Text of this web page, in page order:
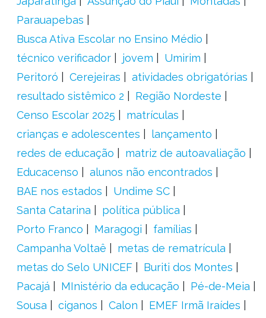
Parauapebas
Busca Ativa Escolar no Ensino Médio
técnico verificador
jovem
Umirim
Peritoró
Cerejeiras
atividades obrigatórias
resultado sistêmico 2
Região Nordeste
Censo Escolar 2025
matrículas
crianças e adolescentes
lançamento
redes de educação
matriz de autoavaliação
Educacenso
alunos não encontrados
BAE nos estados
Undime SC
Santa Catarina
política pública
Porto Franco
Maragogi
famílias
Campanha Voltaê
metas de rematrícula
metas do Selo UNICEF
Buriti dos Montes
Pacajá
MInistério da educação
Pé-de-Meia
Sousa
ciganos Calon
EMEF Irmã Iraídes